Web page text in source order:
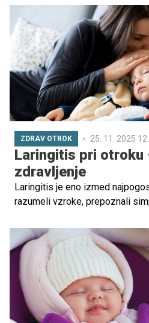
sproščeno na izlet – od vožnje
do zdravja in varnosti v
otrok izgubi. Da je dobra
tudi petletni Blaž, ki svetuje
bundo, smučarske hlače, čaj in
starejša sestra Špela, ki
denar, bratca in družino".
ZDRAV OTROK 25. 11. 2025
Laringitis pri otroku
zdravljenje
Laringitis je eno izmed
razumeli vzroke, prepoznali
Avsec, diplomirano medicinsko